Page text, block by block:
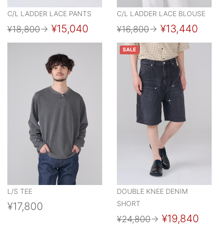
C/L LADDER LACE PANTS
¥18,800→ ¥15,040
C/L LADDER LACE BLOUSE
¥16,800→ ¥13,440
L/S TEE
¥17,800
SALE
DOUBLE KNEE DENIM
SHORT
¥24,800→ ¥19,840